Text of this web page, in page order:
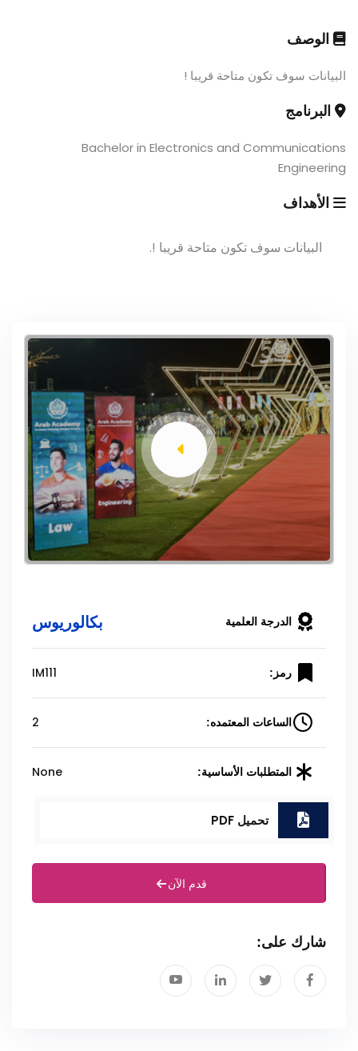
الوصف
البيانات سوف تكون متاحة قريبا !
البرنامج
Bachelor in Electronics and Communications
Engineering
الأهداف
البيانات سوف تكون متاحة قريبا !.
الدرجة العلمية بكالوريوس
رمز: IM111
الساعات المعتمده: 2
المتطلبات الأساسية: None
تحميل PDF
قدم الآن
شارك على: